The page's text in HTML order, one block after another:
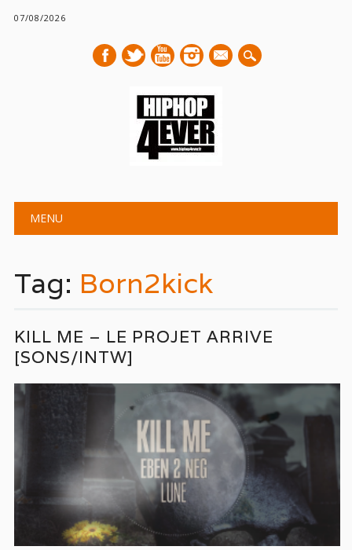
07/08/2026
mail
Main menu
MENU
Tag: Born2kick
KILL ME – LE PROJET ARRIVE
[SONS/INTW]